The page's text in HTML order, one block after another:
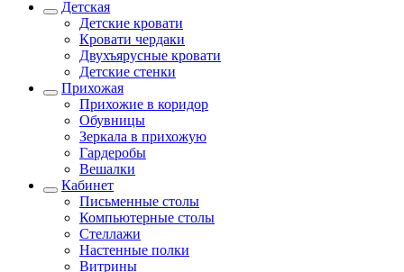
Детская
Детские кровати
Кровати чердаки
Двухъярусные кровати
Детские стенки
Прихожая
Прихожие в коридор
Обувницы
Зеркала в прихожую
Гардеробы
Вешалки
Кабинет
Письменные столы
Компьютерные столы
Стеллажи
Настенные полки
Витрины